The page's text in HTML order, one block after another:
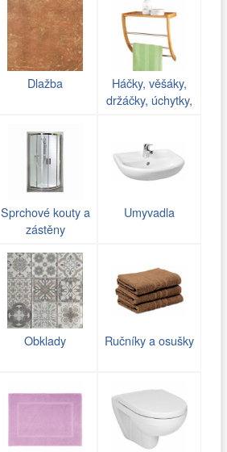
Dlažba
Háčky, věšáky,
držáčky, úchytky,
Sprchové kouty a
zástěny
Umyvadla
Obklady Ručníky a osušky